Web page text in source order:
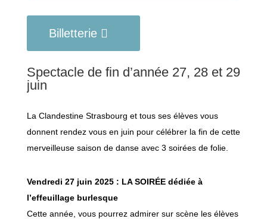
Spectacle de fin d’année 27, 28 et 29
juin
La Clandestine Strasbourg et tous ses élèves vous
donnent rendez vous en juin pour célébrer la fin de cette
merveilleuse saison de danse avec 3 soirées de folie.
Vendredi 27 juin 2025 : LA SOIRÉE dédiée à
l’effeuillage burlesque
Cette année, vous pourrez admirer sur scène les élèves
Billetterie